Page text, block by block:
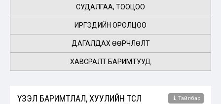
СУДАЛГАА, ТООЦОО
ИРГЭДИЙН ОРОЛЦОО
ДАГАЛДАХ ӨӨРЧЛӨЛТ
ХАВСРАЛТ БАРИМТУУД
ҮЗЭЛ БАРИМТЛАЛ, ХУУЛИЙН ТӨСӨЛ Тайлбар